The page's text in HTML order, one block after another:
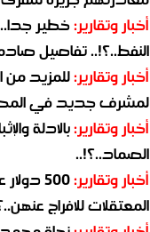
أخبار وتقارير:خطير
النفط..؟!.. تفاصيل
أخبار وتقارير:للمزيد من
لمشرف جديد في
أخبار وتقارير:بالادلة
الصماد..؟!..
أخبار وتقارير:
500
المعتقلات للافراج